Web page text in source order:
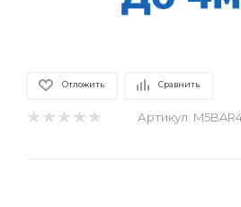
Отложить Сравнить
Артикул: